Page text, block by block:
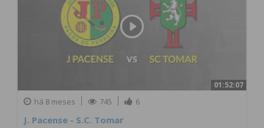
01:52:07
há 8 meses 745 6
J. Pacense - S.C. Tomar